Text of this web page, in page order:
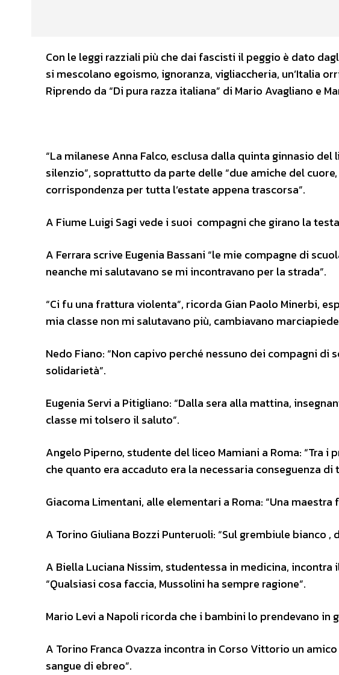
Con le leggi razziali più che dai fascisti il peggio è dato
si mescolano egoismo, ignoranza, vigliaccheria, un’Italia
Riprendo da “Di pura razza italiana” di Mario Avagliano e
“La milanese Anna Falco, esclusa dalla quinta ginnasio
silenzio”, soprattutto da parte delle “due amiche del
corrispondenza per tutta l’estate appena trascorsa”.
A Fiume Luigi Sagi vede i suoi compagni che girano la
A Ferrara scrive Eugenia Bassani “le mie compagne di
neanche mi salutavano se mi incontravano per la strada”.
“Ci fu una frattura violenta”, ricorda Gian Paolo Minerbi,
mia classe non mi salutavano più, cambiavano
Nedo Fiano: “Non capivo perché nessuno dei compagni
solidarietà”.
Eugenia Servi a Pitigliano: “Dalla sera alla mattina,
classe mi tolsero il saluto”.
Angelo Piperno, studente del liceo Mamiani a Roma: “Tra
che quanto era accaduto era la necessaria conseguenza
Giacoma Limentani, alle elementari a Roma: “Una
A Torino Giuliana Bozzi Punteruoli: “Sul grembiule bianco ,
A Biella Luciana Nissim, studentessa in medicina,
“Qualsiasi cosa faccia, Mussolini ha sempre ragione”.
Mario Levi a Napoli ricorda che i bambini lo prendevano in
A Torino Franca Ovazza incontra in Corso Vittorio un
sangue di ebreo”.